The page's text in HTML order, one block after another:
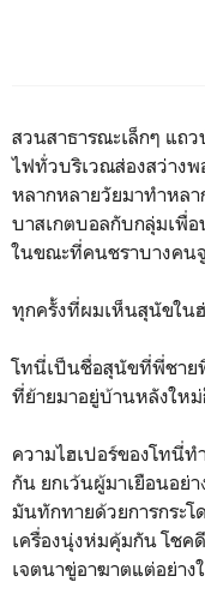
สวนสาธารณะเล็กๆ แถ
ไฟทั่วบริเวณส่องสว่าง
หลากหลายวัยมาทำหล
บาสเกตบอลกับกลุ่มเพื่
ในขณะที่คนชราบางคน
ทุกครั้งที่ผมเห็นสุนัขใน
โทนี่เป็นชื่อสุนัขที่พี่ชาย
ที่ย้ายมาอยู่บ้านหลังให
ความไฮเปอร์ของโทนี่
กัน ยกเว้นผู้มาเยือนอย่
มันทักทายด้วยการกระโ
เครื่องนุ่งห่มคุ้มกัน โช
เจตนาขู่อาฆาตแต่อย่าง